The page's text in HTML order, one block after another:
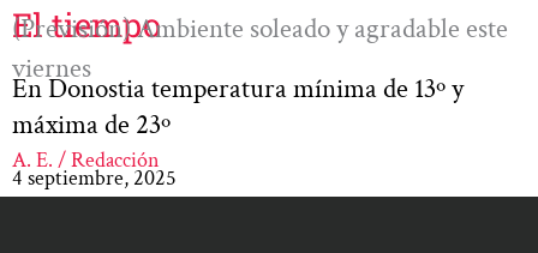
El tiempo
(Previsión) Ambiente soleado y agradable este
viernes
En Donostia temperatura mínima de 13º y
máxima de 23º
A. E. / Redacción
4 septiembre, 2025